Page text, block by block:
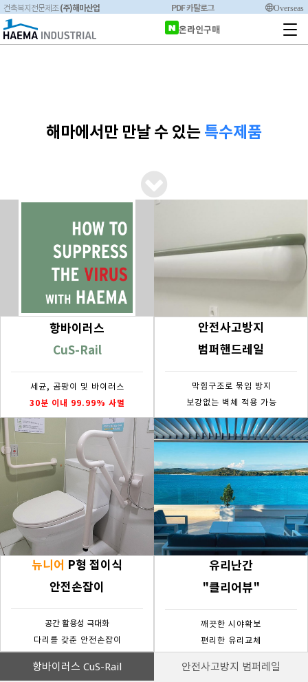
건축복지전문제조(주)해마산업 PDF 카탈로그 Overseas
온라인구매
해마에서만 만날 수 있는 특수제품
항바이러스
CuS-Rail
세균, 곰팡이 및 바이러스
30분 이내 99.99% 사멸
안전사고방지
범퍼핸드레일
막힘구조로 묶임 방지
보강없는 벽체 적용 가능
뉴니어 P형 접이식
안전손잡이
공간 활용성 극대화
다리를 갖춘 안전손잡이
유리난간
"클리어뷰"
깨끗한 시야확보
편리한 유리교체
항바이러스 CuS-Rail 안전사고방지 범퍼레일